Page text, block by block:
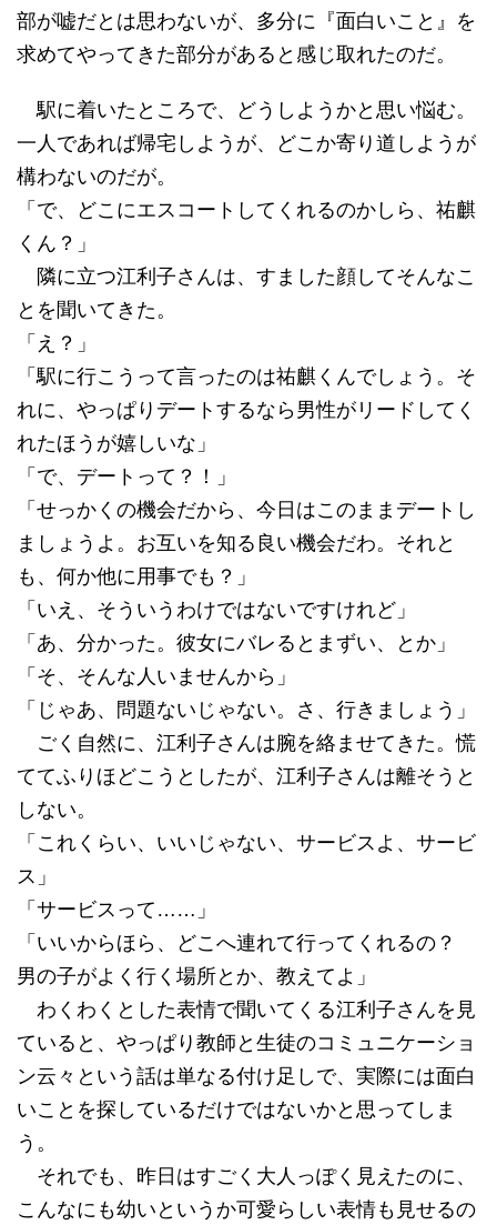
部が嘘だとは思わないが、多分に『面白いこと』を
求めてやってきた部分があると感じ取れたのだ。
駅に着いたところで、どうしようかと思い悩む。
一人であれば帰宅しようが、どこか寄り道しようが
構わないのだが。
「で、どこにエスコートしてくれるのかしら、祐麒
くん？」
隣に立つ江利子さんは、すました顔してそんなこ
とを聞いてきた。
「え？」
「駅に行こうって言ったのは祐麒くんでしょう。そ
れに、やっぱりデートするなら男性がリードしてく
れたほうが嬉しいな」
「で、デートって？！」
「せっかくの機会だから、今日はこのままデートし
ましょうよ。お互いを知る良い機会だわ。それと
も、何か他に用事でも？」
「いえ、そういうわけではないですけれど」
「あ、分かった。彼女にバレるとまずい、とか」
「そ、そんな人いませんから」
「じゃあ、問題ないじゃない。さ、行きましょう」
ごく自然に、江利子さんは腕を絡ませてきた。慌
ててふりほどこうとしたが、江利子さんは離そうと
しない。
「これくらい、いいじゃない、サービスよ、サービ
ス」
「サービスって……」
「いいからほら、どこへ連れて行ってくれるの？
男の子がよく行く場所とか、教えてよ」
わくわくとした表情で聞いてくる江利子さんを見
ていると、やっぱり教師と生徒のコミュニケーショ
ン云々という話は単なる付け足しで、実際には面白
いことを探しているだけではないかと思ってしま
う。
それでも、昨日はすごく大人っぽく見えたのに、
こんなにも幼いというか可愛らしい表情も見せるの